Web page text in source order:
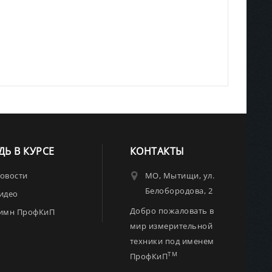
В КУРСЕ
ПрофКиП
КОНТАКТЫ
МО, Мытищи, ул.
Белобородова, 2
Добро пожаловать в
мир измерительной
техники под именем
ПрофКиПTM